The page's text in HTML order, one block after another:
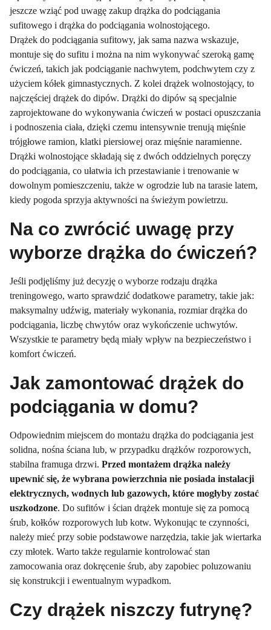
jeszcze wziąć pod uwagę zakup drążka do podciągania
sufitowego i drążka do podciągania wolnostojącego.
Drążek do podciągania sufitowy, jak sama nazwa wskazuje,
montuje się do sufitu i można na nim wykonywać szeroką gamę
ćwiczeń, takich jak podciąganie nachwytem, podchwytem czy z
użyciem kółek gimnastycznych. Z kolei drążek wolnostojący, to
najczęściej drążek do dipów. Drążki do dipów są specjalnie
zaprojektowane do wykonywania ćwiczeń w postaci opuszczania
i podnoszenia ciała, dzięki czemu intensywnie trenują mięśnie
trójgłowe ramion, klatki piersiowej oraz mięśnie naramienne.
Drążki wolnostojące składają się z dwóch oddzielnych poręczy
do podciągania, co ułatwia ich przestawianie i trenowanie w
dowolnym pomieszczeniu, także w ogrodzie lub na tarasie latem,
kiedy pogoda sprzyja aktywności na świeżym powietrzu.
Na co zwrócić uwagę przy
wyborze drążka do ćwiczeń?
Jeśli podjęliśmy już decyzję o wyborze rodzaju drążka
treningowego, warto sprawdzić dodatkowe parametry, takie jak:
maksymalny udźwig, materiały wykonania, rozmiar drążka do
podciągania, liczbę chwytów oraz wykończenie uchwytów.
Wszystkie te parametry będą miały wpływ na bezpieczeństwo i
komfort ćwiczeń.
Jak zamontować drążek do
podciągania w domu?
Odpowiednim miejscem do montażu drążka do podciągania jest
solidna, nośna ściana lub, w przypadku drążków rozporowych,
stabilna framuga drzwi. Przed montażem drążka należy
upewnić się, że wybrana powierzchnia nie posiada instalacji
elektrycznych, wodnych lub gazowych, które mogłyby zostać
uszkodzone. Do sufitów i ścian drążek montuje się za pomocą
śrub, kołków rozporowych lub kotw. Wykonując te czynności,
należy mieć przy sobie podstawowe narzędzia, takie jak wiertarka
czy młotek. Warto także regularnie kontrolować stan
zamocowania oraz dokręcenie śrub, aby zapobiec poluzowaniu
się konstrukcji i ewentualnym wypadkom.
Czy drążek niszczy futrynę?